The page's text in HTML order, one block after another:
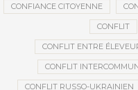
CONFIANCE CITOYENNE
CONFLIT
CONFLIT ENTRE
CONFLIT
CONFLIT RUSSO-UKRAINIEN